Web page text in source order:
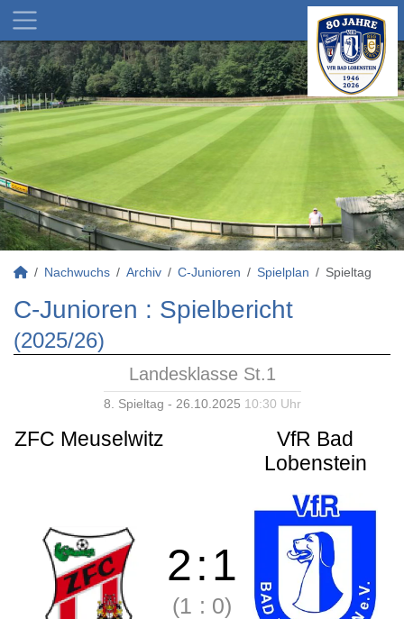
Nachwuchs Archiv C-Junioren Spielplan Spieltag
C-Junioren : Spielbericht
(2025/26)
Landesklasse St.1
8. Spieltag - 26.10.2025 10:30 Uhr
ZFC Meuselwitz
VfR Bad
Lobenstein
2:1
(1 : 0)